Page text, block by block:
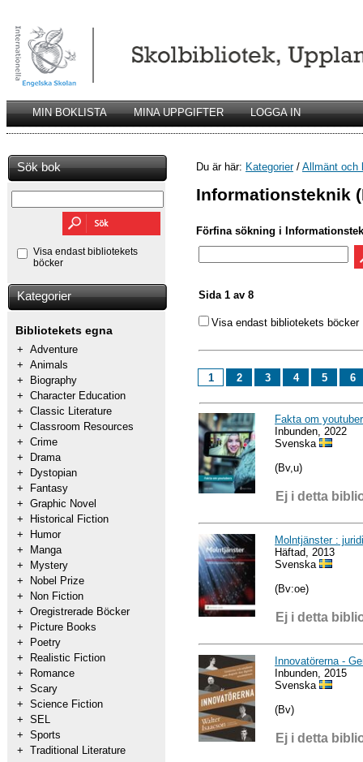
MIN BOKLISTA MINA UPPGIFTER LOGGA IN
Sök bok
Visa endast bibliotekets
böcker
Kategorier
Bibliotekets egna
+ Adventure
+ Animals
+
Biography
+ Character Education
+ Classic Literature
+ Classroom Resources
+ Crime
+
Drama
+
Dystopian
+
Fantasy
+ Graphic Novel
+
Historical Fiction
+
Humor
+
Manga
+
Mystery
+
Nobel Prize
+
Non Fiction
+ Oregistrerade Böcker
+
Picture Books
+
Poetry
+
Realistic Fiction
+
Romance
+ Scary
+ Science Fiction
+ SEL
+ Sports
+ Traditional Literature
Du är här: Kategorier/ Allmänt och
Informationsteknik
Förfina sökning i
Sida 1 av 8
Visa endast bibliotekets böcker
1 2 3 4 5 6
Fakta om
Inbunden, 2022
Svenska
(Bv,u)
Ej i detta
Molntjänster :
Häftad, 2013
Svenska
(Bv:oe)
Ej i detta
Innovatörerna -
Inbunden, 2015
Svenska
(Bv)
Ej i detta